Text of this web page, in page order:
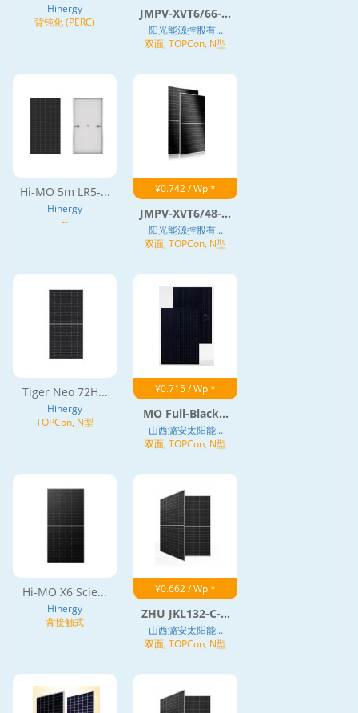
Hinergy
背钝化 (PERC)
JMPV-XVT6/66-...
阳光能源控股有...
双面, TOPCon, N型
Hi-MO 5m LR5-...
Hinergy
--
¥0.742 / Wp *
JMPV-XVT6/48-...
阳光能源控股有...
双面, TOPCon, N型
Tiger Neo 72H...
Hinergy
TOPCon, N型
¥0.715 / Wp *
MO Full-Black...
山西潞安太阳能...
双面, TOPCon, N型
Hi-MO X6 Scie...
Hinergy
背接触式
¥0.662 / Wp *
ZHU JKL132-C-...
山西潞安太阳能...
双面, TOPCon, N型